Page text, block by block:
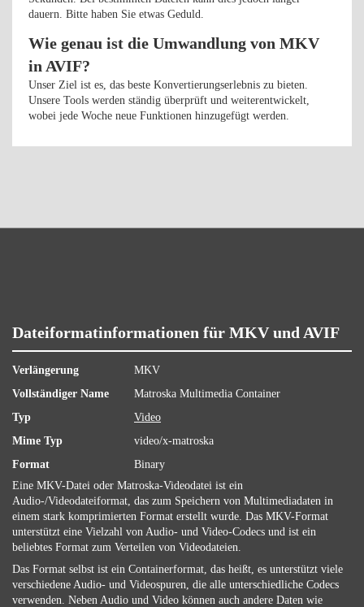
dauern. Bitte haben Sie etwas Geduld.
Wie genau ist die Umwandlung von MKV
in AVIF?
Unser Ziel ist es, das beste Konvertierungserlebnis zu bieten.
Unsere Tools werden ständig überprüft und weiterentwickelt,
wobei jede Woche neue Funktionen hinzugefügt werden.
Dateiformatinformationen für MKV und AVIF
Verlängerung
MKV
Vollständiger Name
Matroska Multimedia Container
Typ
Video
Mime Typ
video/x-matroska
Format
Binary
Eine MKV-Datei oder Matroska-Videodatei ist ein
Audio-/Videodateiformat, das zum Speichern von Multimediadaten in
einem stark komprimierten Format erstellt wurde. Das MKV-Format
unterstützt eine Vielzahl von Audio- und Video-Codecs und ist ein
beliebtes Format zum Verteilen von Videodateien.
Das Format selbst ist ein Containerformat, das heißt, es unterstützt viele
verschiedene Audio- und Videospuren, die alle unterschiedliche Codecs
verwenden. Neben Audio und Video können auch andere Daten wie